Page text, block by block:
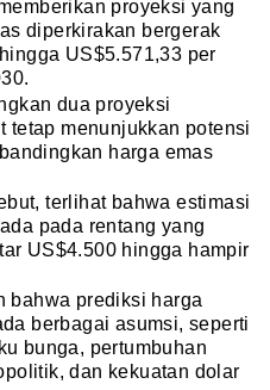
proyeksi yang
diperkirakan bergerak
US$5.571,33 per
dua proyeksi
tetap menunjukkan potensi
harga emas
terlihat bahwa estimasi
pada rentang yang
US$4.500 hingga hampir
bahwa prediksi harga
berbagai asumsi, seperti
bunga, pertumbuhan
dan kekuatan dolar